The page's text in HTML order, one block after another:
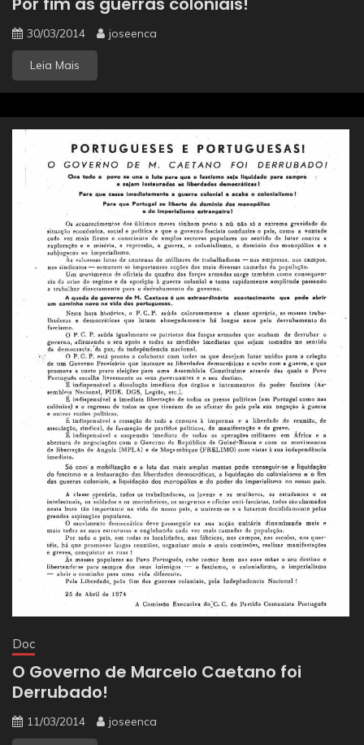
30/03/2014 joseenca
Leia Mais
Doc
O Governo de Marcelo Caetano foi
Derrubado!
11/03/2014 joseenca